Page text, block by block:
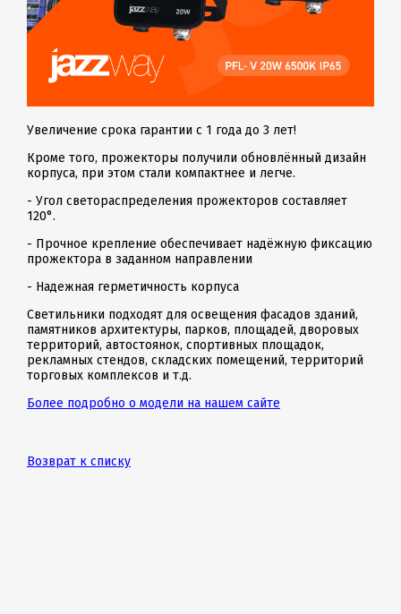
Увеличение срока гарантии с 1 года до 3 лет!
Кроме того, прожекторы получили обновлённый дизайн
корпуса, при этом стали компактнее и легче.
- Угол светораспределения прожекторов составляет
120°.
- Прочное крепление обеспечивает надёжную фиксацию
прожектора в заданном направлении
- Надежная герметичность корпуса
Светильники подходят для освещения фасадов зданий,
памятников архитектуры, парков, площадей, дворовых
территорий, автостоянок, спортивных площадок,
рекламных стендов, складских помещений, территорий
торговых комплексов и т.д.
Более подробно о модели на нашем сайте
Возврат к списку